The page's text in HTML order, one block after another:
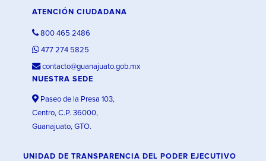
ATENCIÓN CIUDADANA
800 465 2486
477 274 5825
contacto@guanajuato.gob.mx
NUESTRA SEDE
Paseo de la Presa 103,
Centro, C.P. 36000,
Guanajuato, GTO.
UNIDAD DE TRANSPARENCIA DEL PODER EJECUTIVO